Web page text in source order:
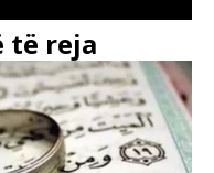
të reja